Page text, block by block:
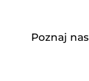
Poznaj nas